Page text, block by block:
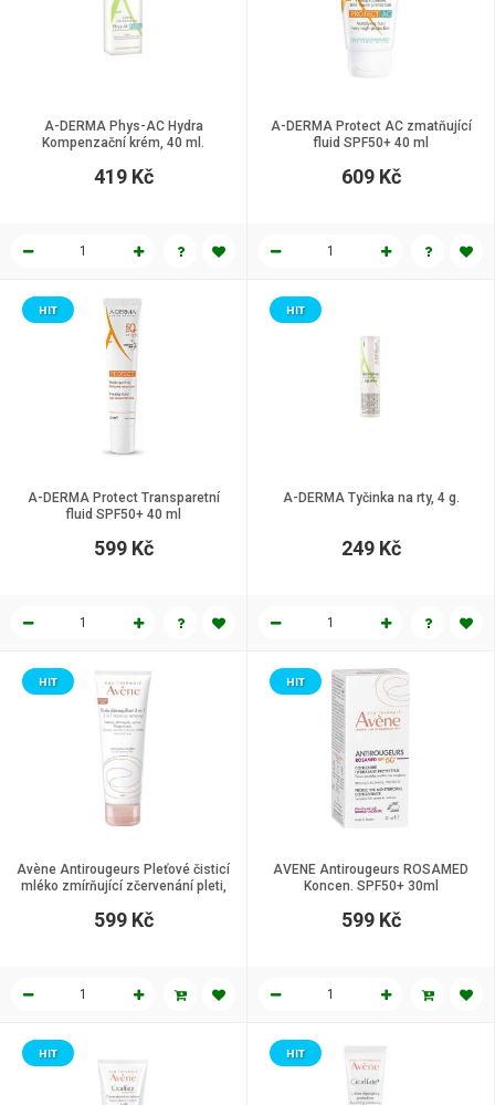
A-DERMA Phys-AC Hydra
Kompenzační krém, 40 ml.
419 Kč
A-DERMA Protect AC zmatňující
fluid SPF50+ 40 ml
609 Kč
A-DERMA Protect Transparetní
fluid SPF50+ 40 ml
HIT
599 Kč
A-DERMA Tyčinka na rty, 4 g.
HIT
249 Kč
Avène Antirougeurs Pleťové čisticí
mléko zmírňující zčervenání pleti,
HIT
599 Kč
AVENE Antirougeurs ROSAMED
Koncen. SPF50+ 30ml
HIT
599 Kč
HIT HIT